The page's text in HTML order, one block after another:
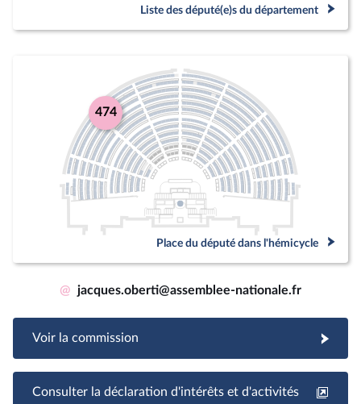
Liste des député(e)s du département
474
Place du député dans l'hémicycle
@ jacques.oberti@assemblee-nationale.fr
Voir la commission
Consulter la déclaration d'intérêts et d'activités